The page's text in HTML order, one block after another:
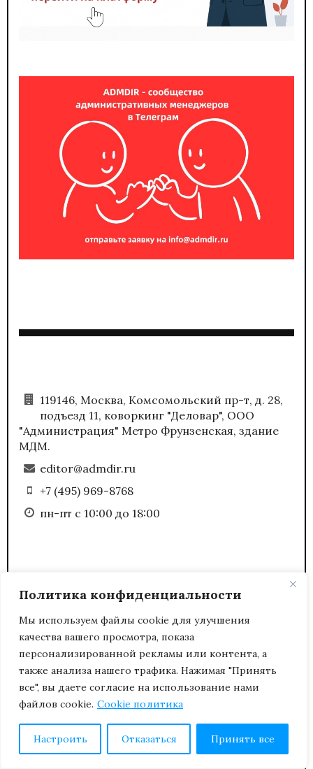
Политика конфиденциальности
Мы используем файлы cookie для улучшения
качества вашего просмотра, показа
персонализированной рекламы или контента, а
также анализа нашего трафика. Нажимая "Принять
все", вы даете согласие на использование нами
файлов cookie. Cookie политика
Настроить Отказаться Принять все
119146, Москва, Комсомольский пр-т, д. 28,
подъезд 11, коворкинг "Деловар", ООО
"Администрация" Метро Фрунзенская, здание
МДМ.
editor@admdir.ru
+7 (495) 969-8768
пн-пт с 10:00 до 18:00
(С) Полное или частичное копирование любых
материалов сайта возможно только с
письменного разрешения редакции журнала
«Административный директор».